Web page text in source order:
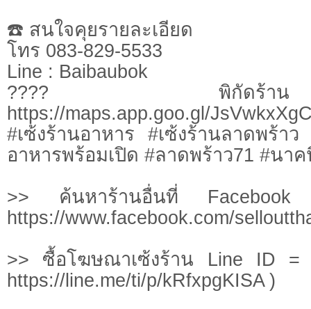
☎️ สนใจคุยรายละเอียด
โทร 083-829-5533
Line : Baibaubok
???? พิกั
https://maps.app.goo.gl/
#เซ้งร้านอาหาร #เซ้งร้านลาดพร้า
อาหารพร้อมเปิด #ลาดพร้าว71 #นา
>> ค้นหาร้านอื่นที่ Facebook
https://www.facebook.com/
>> ซื้อโฆษณาเซ้งร้าน Line ID
https://line.me/ti/p/kRfxpgKISA )